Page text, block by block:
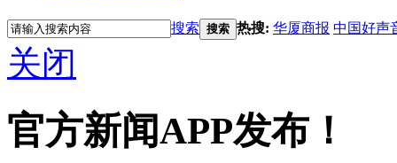
搜索 搜索 热搜: 华厦商报 中国好声
关闭
官方新闻APP发布！